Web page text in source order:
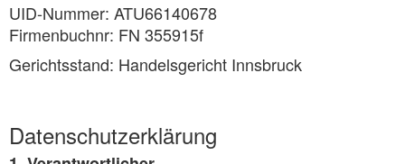
UID-Nummer: ATU66140678
Firmenbuchnr: FN 355915f
Gerichtsstand: Handelsgericht Innsbruck
Datenschutzerklärung